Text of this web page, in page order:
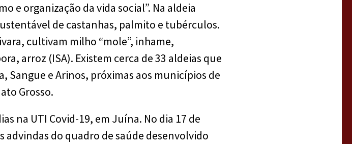
e organização da vida social”. Na aldeia
de castanhas, palmito e tubérculos.
cultivam milho “mole”, inhame,
arroz (ISA). Existem cerca de 33 aldeias que
Sangue e Arinos, próximas aos municípios de
Grosso.
na UTI Covid-19, em Juína. No dia 17 de
do quadro de saúde desenvolvido